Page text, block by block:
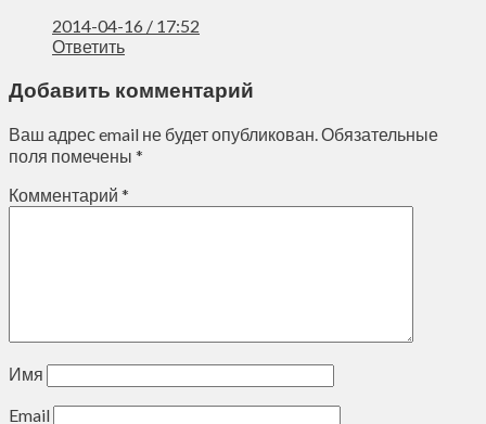
2014-04-16 / 17:52
Ответить
Добавить комментарий
Ваш адрес email не будет опубликован. Обязательные
поля помечены *
Комментарий *
Имя
Email